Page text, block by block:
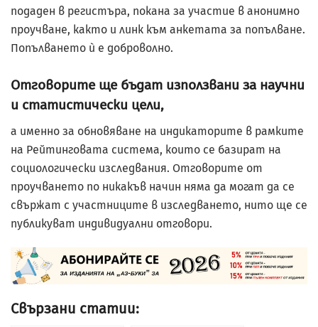
подаден в регистъра, покана за участие в анонимно
проучване, както и линк към анкетата за попълване.
Попълването ѝ е доброволно.
Отговорите ще бъдат използвани за научни
и статистически цели,
а именно за обновяване на индикаторите в рамките
на Рейтинговата система, които се базират на
социологически изследвания. Отговорите от
проучването по никакъв начин няма да могат да се
свържат с участниците в изследването, нито ще се
публикуват индивидуални отговори.
Свързани статии: